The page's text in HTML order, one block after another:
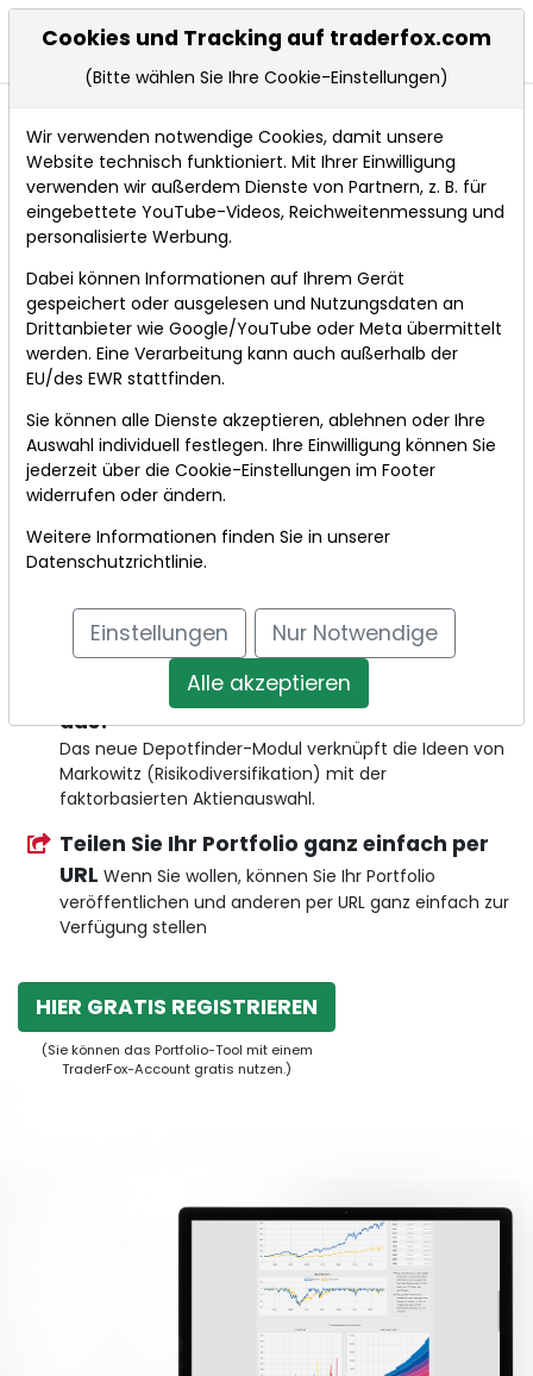
aktienPORTFOLIO:
Erstellen, bewerten und analysieren Sie
Ihr Portfolio
Bewertungskennzahlen und Markowitz-
Optimierung zu Ihrem Portfolio
Wie hoch ist die durchschnittliche Dividendenrendite
oder das durchschnittliche KGV Ihres Portfolios? Wie
stark wächst der Umsatz Ihrer Depotwerte? Dutzende
Kennzahlen stehen zur Verfügung. Sogar eine
Portfolio-Optimierung nach Markowitz ist möglich.
anschauliche DiagrammeÜber
Tortendiagramme visualisieren wir den Anteil von
Gesamtportfolio. Mit einem Blick lässt sich erkennen,
ob eine ausreichende Diversifikation vorhanden ist.
Depotfinder: So sieht das optimale Depot
aus!
Das neue Depotfinder-Modul verknüpft die Ideen von
Markowitz (Risikodiversifikation) mit der
faktorbasierten Aktienauswahl.
Teilen Sie Ihr Portfolio ganz einfach per
URL Wenn Sie wollen, können Sie Ihr Portfolio
veröffentlichen und anderen per URL ganz einfach zur
Verfügung stellen
HIER GRATIS REGISTRIEREN
(Sie können das Portfolio-Tool mit einem
TraderFox-Account gratis nutzen.)
Cookies und Tracking auf traderfox.com
(Bitte wählen Sie Ihre Cookie-Einstellungen)
Wir verwenden notwendige Cookies, damit unsere
Website technisch funktioniert. Mit Ihrer Einwilligung
verwenden wir außerdem Dienste von Partnern, z. B. für
eingebettete YouTube-Videos, Reichweitenmessung und
personalisierte Werbung.
Dabei können Informationen auf Ihrem Gerät
gespeichert oder ausgelesen und Nutzungsdaten an
Drittanbieter wie Google/YouTube oder Meta übermittelt
werden. Eine Verarbeitung kann auch außerhalb der
EU/des EWR stattfinden.
Sie können alle Dienste akzeptieren, ablehnen oder Ihre
Auswahl individuell festlegen. Ihre Einwilligung können Sie
jederzeit über die Cookie-Einstellungen im Footer
widerrufen oder ändern.
Weitere Informationen finden Sie in unserer
Datenschutzrichtlinie.
Einstellungen
Nur Notwendige
Alle akzeptieren